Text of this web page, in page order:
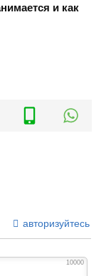
и как
авторизуйтесь
10000